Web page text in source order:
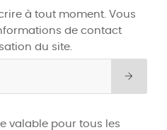
à tout moment. Vous
de contact
du site.
valable pour tous les